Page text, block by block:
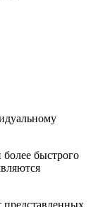
быстрого
представленных